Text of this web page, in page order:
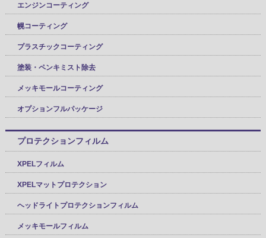
エンジンコーティング
幌コーティング
プラスチックコーティング
塗装・ペンキミスト除去
メッキモールコーティング
オプションフルパッケージ
プロテクションフィルム
XPELフィルム
XPELマットプロテクション
ヘッドライトプロテクションフィルム
メッキモールフィルム